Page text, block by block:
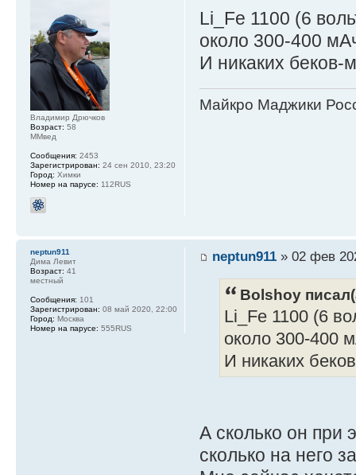
Li_Fe 1100 (6
около 300-400
И никаких беков-
Майкро Маджики
Владимир Дрючков
Возраст: 58
ММвед
Сообщения: 2453
Зарегистрирован: 24 сен 2010, 23:20
Город: Химки
Номер на парусе: 112RUS
neptun911» 02 фев
Bolshoy
Li_Fe 1100 (6
около 300-400
И никаких
А сколько он при
сколько на него
neptun911
Дима Левит
Возраст: 41
местный
Сообщения: 101
Зарегистрирован: 08 май 2020, 22:00
Город: Москва
Номер на парусе: 555RUS